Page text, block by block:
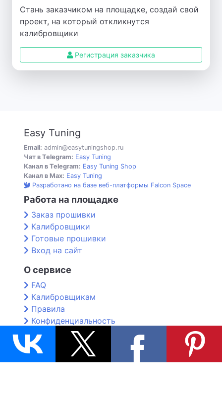
Стань заказчиком на площадке, создай свой
проект, на который откликнутся
калибровщики
Регистрация заказчика
Easy Tuning
Email: admin@easytuningshop.ru
Чат в Telegram: Easy Tuning
Канал в Telegram: Easy Tuning Shop
Канал в Max: Easy Tuning
Разработано на базе веб-платформы Falcon Space
Работа на площадке
Заказ прошивки
Калибровщики
Готовые прошивки
Вход на сайт
О сервисе
FAQ
Калибровщикам
Правила
Конфиденциальность
Контакты